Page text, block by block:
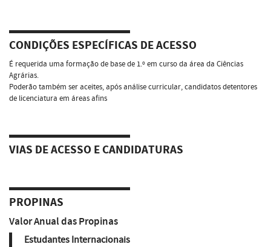
CONDIÇÕES ESPECÍFICAS DE ACESSO
É requerida uma formação de base de 1.º em curso da área da Ciências
Agrárias.
Poderão também ser aceites, após análise curricular, candidatos detentores
de licenciatura em áreas afins
VIAS DE ACESSO E CANDIDATURAS
PROPINAS
Valor Anual das Propinas
Estudantes Internacionais